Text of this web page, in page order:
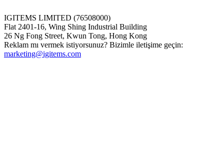
IGITEMS LIMITED (76508000)
Flat 2401-16, Wing Shing Industrial Building
26 Ng Fong Street, Kwun Tong, Hong Kong
Reklam mı vermek istiyorsunuz? Bizimle iletişime geçin:
marketing@igitems.com